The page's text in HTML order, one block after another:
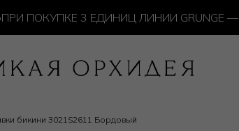
3 ЕДИНИЦ ЛИНИИ GRUNGE —
бикини 3021S2611 Бордовый